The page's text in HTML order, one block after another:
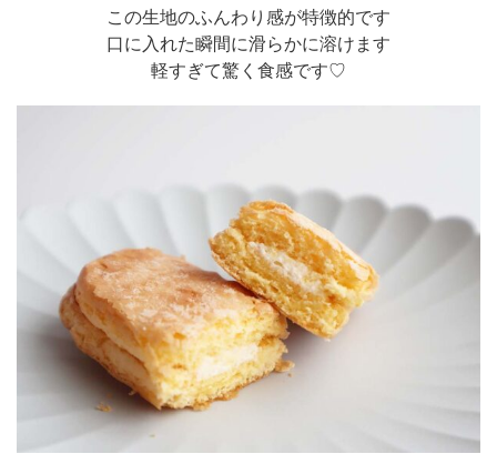
この生地のふんわり感が特徴的です
口に入れた瞬間に滑らかに溶けます
軽すぎて驚く食感です♡